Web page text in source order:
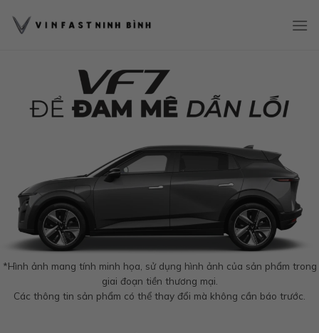
qua
*Hình ảnh mang tính minh họa, sử dụng hình ảnh của sản phẩm trong
giai đoạn tiền thương mại.
Các thông tin sản phẩm có thể thay đổi mà không cần báo trước.